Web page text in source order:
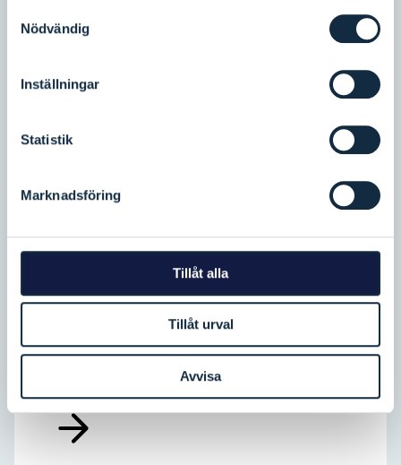
Nödvändig
Inställningar
Statistik
Marknadsföring
Tillåt alla
Tillåt urval
Avvisa
Hållbar platsutveckling – Gamla
Läs mer
Avslutade projekt
Besöksnäring 2.0
Läs mer